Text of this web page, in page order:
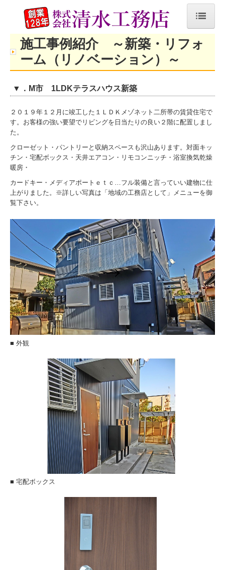
ホーム
施工事例
浴室・洗面所・脱衣所
キッチン
各部屋・玄関
その他
賃貸リフォーム
バリアフリー
リフォームメニュー
会社案内
地域の工務店として
ホームインスペクション
募集要項（現場監督）
募集要項（大工）
募集要項（作業アシスタント）
お問い合わせ
施工事例紹介 ～新築・リフォ
ーム（リノベーション）～
▼．M市 1LDKテラスハウス新築
２０１９年１２月に竣工した１ＬＤＫメゾネット二所帯の賃貸住宅で
す。お客様の強い要望でリビングを日当たりの良い２階に配置しまし
た。
クローゼット・パントリーと収納スペースも沢山あります。対面キッ
チン・宅配ボックス・天井エアコン・リモコンニッチ・浴室換気乾燥
暖房・
カードキー・メディアポートｅｔｃ…フル装備と言っていい建物に仕
上がりました。※詳しい写真は 「地域の工務店として」 メニューを御
覧下さい。
■ 外観
■ 宅配ボックス